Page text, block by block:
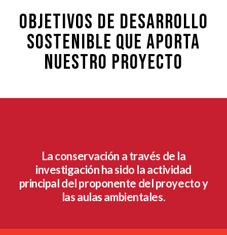
OBJETIVOS DE DESARROLLO
SOSTENIBLE QUE APORTA
NUESTRO PROYECTO
La conservación a través de la
investigación ha sido la actividad
principal del proponente del proyecto y
las aulas ambientales.